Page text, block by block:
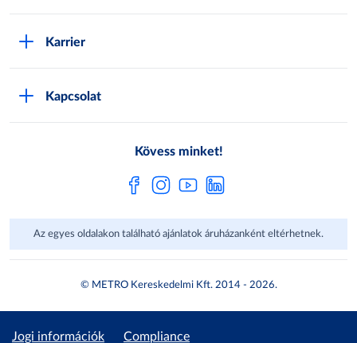
Karrier
Kapcsolat
Kövess minket!
Az egyes oldalakon található ajánlatok áruházanként eltérhetnek.
© METRO Kereskedelmi Kft. 2014 - 2026.
Jogi információk Compliance